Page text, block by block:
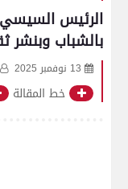
الرئيس
بالشباب وبنشر
13 نوفمبر 2025
خط المقالة